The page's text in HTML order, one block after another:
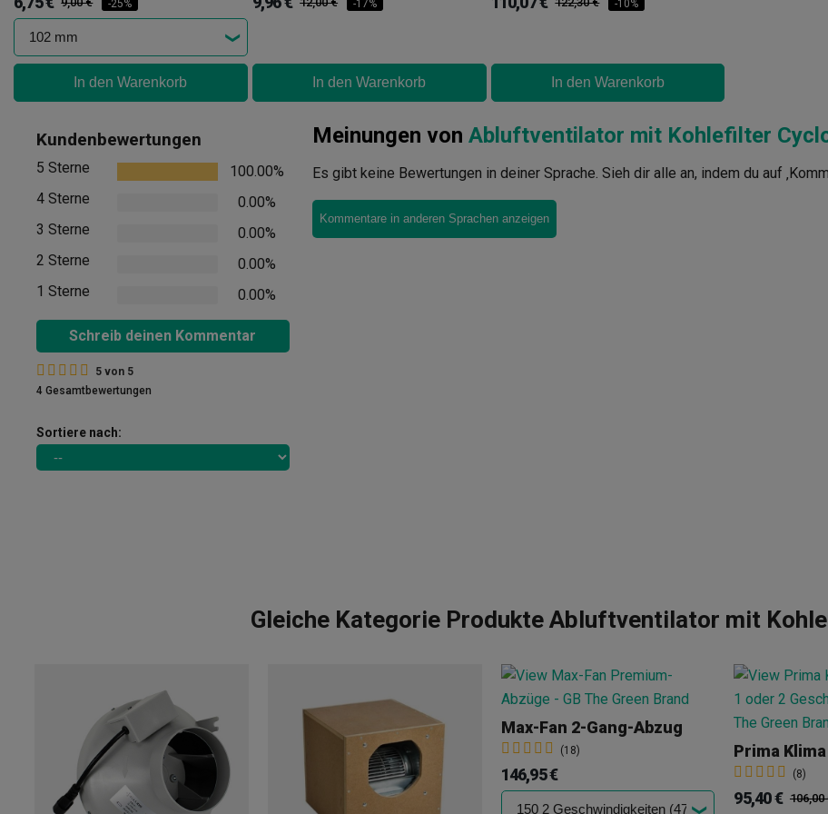
-25%
In den Warenkorb
-17%
In den Warenkorb
-10%
In den Warenkorb
Kundenbewertungen
5 Sterne
100.00%
4 Sterne
0.00%
3 Sterne
0.00%
2 Sterne
0.00%
1 Sterne
0.00%
Schreib deinen Kommentar
5 von 5
4 Gesamtbewertungen
Sortiere nach:
Meinungen von Abluftventilator mit Kohlefilter
Es gibt keine Bewertungen in deiner Sprache. Sieh dir alle an, indem du auf
Kommentare in anderen Sprachen anzeigen
Gleiche Kategorie Produkte Abluftventilator mit
Max-Fan 2-Gang-Abzug
(18)
146,95 €
Prima
(8)
95,40 € 106,00